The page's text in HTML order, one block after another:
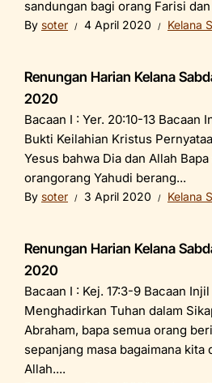
sandungan bagi orang Farisi
By soter 4 April 2020 Kelana
Renungan Harian Kelana
2020
Bacaan I : Yer. 20:10-13 Bacaan
Bukti Keilahian Kristus
Yesus bahwa Dia dan Allah
orangorang Yahudi berang...
By soter 3 April 2020 Kelana
Renungan Harian Kelana
2020
Bacaan I : Kej. 17:3-9 Bacaan
Menghadirkan Tuhan dalam
Abraham, bapa semua orang
sepanjang masa bagaimana kita
Allah....